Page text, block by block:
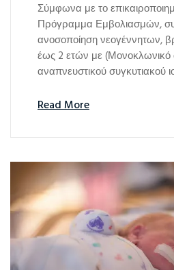
Σύμφωνα με το
Πρόγραμμα Εμβολιασμών,
ανοσοποίηση νεογέννητων,
έως 2 ετών με (Μονοκλωνικό
αναπνευστικού συγκυτιακού
Read More